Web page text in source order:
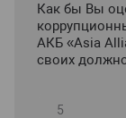
Как бы Вы
АКБ «Asia
своих